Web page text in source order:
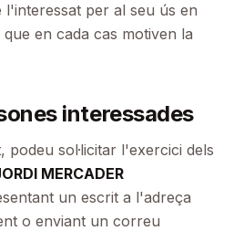
per al seu ús en
en cada cas motiven la
interessades
podeu sol·licitar l'exercici dels
MERCADER
un escrit a l'adreça
o enviant un correu